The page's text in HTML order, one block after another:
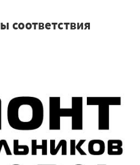
соответствия